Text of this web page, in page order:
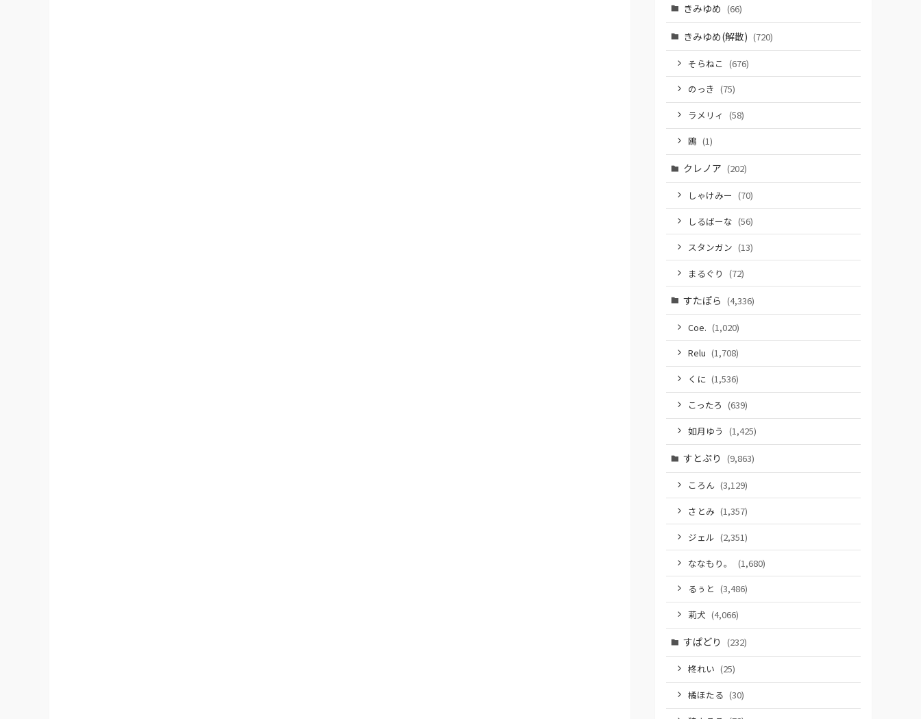
きみゆめ (66)
きみゆめ(解散) (720)
そらねこ (676)
のっき (75)
ラメリィ (58)
鴎 (1)
クレノア (202)
しゃけみー (70)
しるばーな (56)
スタンガン (13)
まるぐり (72)
すたぽら (4,336)
Coe. (1,020)
Relu (1,708)
くに (1,536)
こったろ (639)
如月ゆう (1,425)
すとぷり (9,863)
ころん (3,129)
さとみ (1,357)
ジェル (2,351)
ななもり。
(1,680)
るぅと (3,486)
莉犬 (4,066)
すぱどり (232)
柊れい (25)
橘ほたる (30)